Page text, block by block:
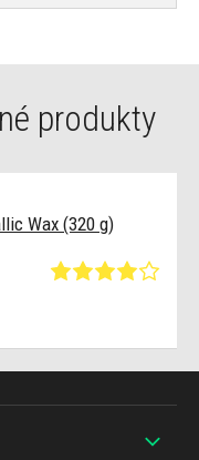
produkty
Wax (320 g)